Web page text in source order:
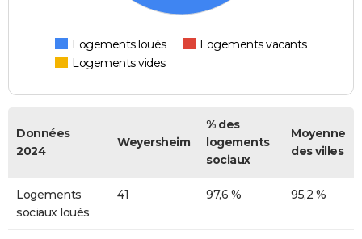
Logements loués
Logements vacants
Logements vides
Données
2024
Weyersheim
% des
logements
sociaux
Moyenne
des villes
Logements
sociaux loués
41 97,6 % 95,2 %